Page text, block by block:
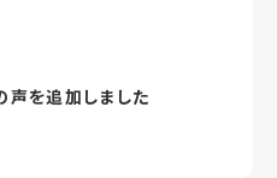
を追加しました